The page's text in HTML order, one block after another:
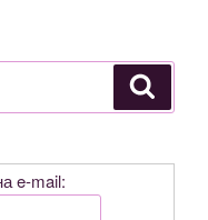
e-mail: